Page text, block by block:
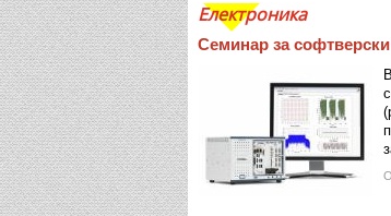
Електроника
Семинар за